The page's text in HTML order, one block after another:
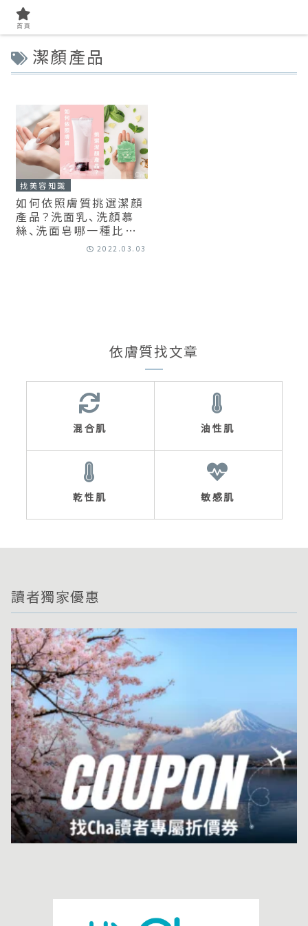
潔顏產品
找美容知識
如何依照膚質挑選潔顏
產品？洗面乳、洗顏慕
絲、洗面皂哪一種比較
好呢？（加碼洗卸合一產
2022.03.03
依膚質找文章
混合肌 油性肌
乾性肌 敏感肌
讀者獨家優惠
首頁